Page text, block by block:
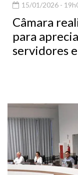
15/01/2026 -
Câmara
para
servidores